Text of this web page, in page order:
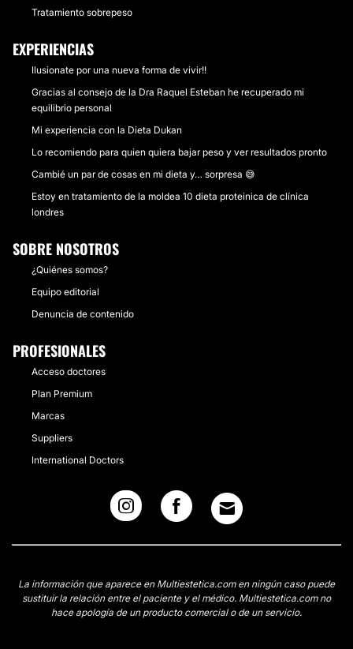
Tratamiento sobrepeso
EXPERIENCIAS
Ilusionate por una nueva forma de vivir!!
Gracias al consejo de la Dra Raquel Esteban he recuperado mi
equilibrio personal
Mi experiencia con la Dieta Dukan
Lo recomiendo para quien quiera bajar peso y ver resultados pronto
Cambié un par de cosas en mi dieta y… sorpresa 😅
Estoy en tratamiento de la moldea 10 dieta proteinica de clínica
londres
SOBRE NOSOTROS
¿Quiénes somos?
Equipo editorial
Denuncia de contenido
PROFESIONALES
Acceso doctores
Plan Premium
Marcas
Suppliers
International Doctors
La información que aparece en Multiestetica.com en ningún caso puede
sustituir la relación entre el paciente y el médico. Multiestetica.com no
hace apología de un producto comercial o de un servicio.